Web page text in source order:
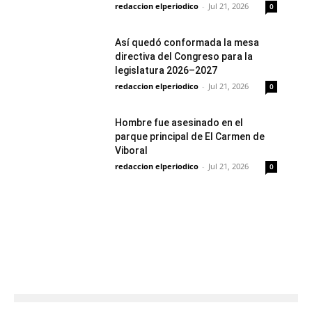
redaccion elperiodico - Jul 21, 2026 0
Así quedó conformada la mesa
directiva del Congreso para la
legislatura 2026–2027
redaccion elperiodico - Jul 21, 2026 0
Hombre fue asesinado en el
parque principal de El Carmen de
Viboral
redaccion elperiodico - Jul 21, 2026 0